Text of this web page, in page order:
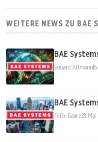
WEITERE NEWS ZU BAE
BAE
Eduard Altmann
BAE
Felix Baarz28.